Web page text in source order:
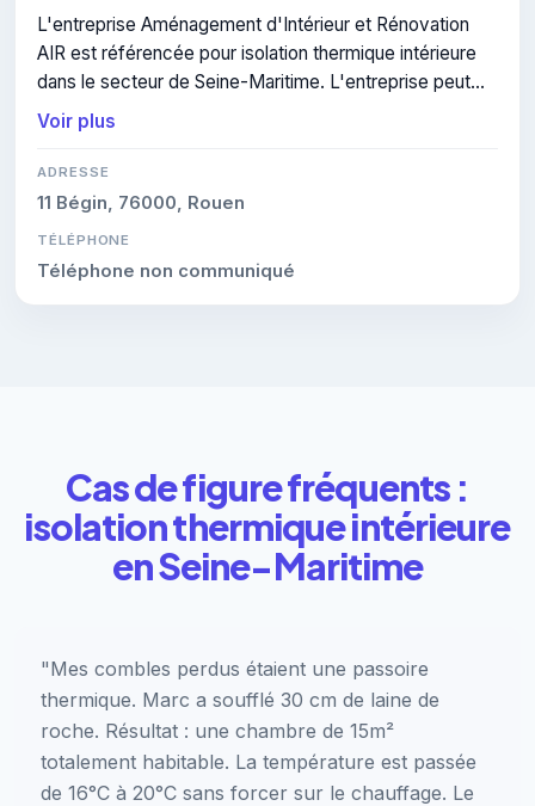
L'entreprise Aménagement d'Intérieur et Rénovation
AIR est référencée pour isolation thermique intérieure
dans le secteur de Seine-Maritime. L'entreprise peut
être contactée pour des travaux de isolation thermique
intérieure.
Voir plus
ADRESSE
11 Bégin, 76000, Rouen
TÉLÉPHONE
Téléphone non communiqué
Cas de figure fréquents :
isolation thermique intérieure
en Seine-Maritime
"Mes combles perdus étaient une passoire
thermique. Marc a soufflé 30 cm de laine de
roche. Résultat : une chambre de 15m²
totalement habitable. La température est passée
de 16°C à 20°C sans forcer sur le chauffage. Le